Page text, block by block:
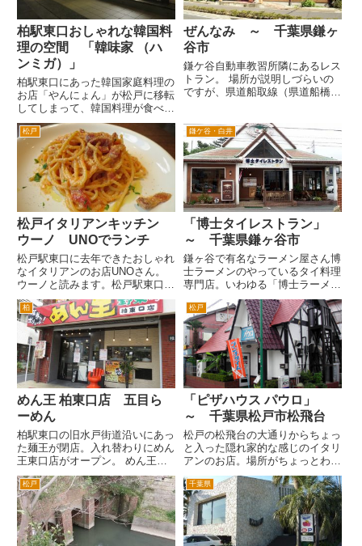
柏駅東口おしゃれな韓国料
理の空間 「韓味家 （ハ
ンミガ）」
柏駅東口にあった韓国家庭料理の
お店「やんにょん」が松戸に移転
してしまって、韓国料理が食べた
いときにちょっと不便です。 そ
んなときに、こんなところに韓国
料理のお店があったんだというの
が「韓味家 （ハンミガ）」さ
ん。 柏駅東口のビックカメラ
と...
ぜんなみ ～ 千葉県鎌ヶ
谷市
鎌ケ谷自動車教習所隣にあるレス
トラン。 場所が説明しづらいの
ですが、県道船取線（県道船橋、
交差点があり、次の交差点が千葉
ニュータウン方面へ左折できる国
道４６４号線とぶつかる交差点
で...
松戸
松戸イタリアンキッチン
ウーノ UNOでランチ
松戸駅東口に去年できたおしゃれ
なイタリアンのお店UNOさん。
ウーノと読みます。松戸駅東口を
出て、ロータリーを右手へ。 ピ
アザ松戸ビルの脇を歩いていくと
1分程度で突き当たります。 こ
の突き当たりのビルの２階が
UNOさんです。ガラス越しにお
客...
鎌ケ谷・白井
「博士タイレストラン」
～ 千葉県鎌ヶ谷市
鎌ヶ谷で有名なラーメン屋さん博
士ラーメンのやっているタイ料理
専門店。いわゆる「博士ラーメ
ン」は、「博士ラーメン別館」と
いう近くの店舗で食べられて、こ
ちらは以前は、「博士ラーメン本
館」となっていたかとおもいま
す。 以前からタイ料理やラーメ
ンを...
柏
めん王 柏東口店 五目ら
ーめん
柏駅東口の旧水戸街道沿いにあっ
た麺王が閉店。入れ替わりにめん
王東口店がオープン。 めん王と
麺王と音は同じだけど、系譜が違
うんだっけ。微妙に違う会社だっ
たような。 そのため麺王が閉
店し、西口にあっためん王が東口
に移転してきたみたいです。
ち...
松戸
「ピザハウス パウロ」
～ 千葉県松戸市松飛台
松戸の松飛台の大通りからちょっ
と入った隠れ家的な感じのイタリ
アンのお店。場所がちょっとわか
りずらい分友達などを連れていく
にはちょっと自慢かも。 場所
は、五香駅近くの松飛台入り口交
差点を松飛台方面へ。４つ目の信
号を右折した場所なのですが、一
方...
松戸 千葉県